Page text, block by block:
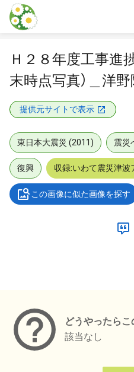
本文に飛ぶ
Ｈ２８年度工事進
末時点写真）＿洋
提供元サイトで表示
東日本大震災 (2011) 震災
復興 収録:いわて震災津波
この画像に似た画像を探す
どうやったらこ
該当なし